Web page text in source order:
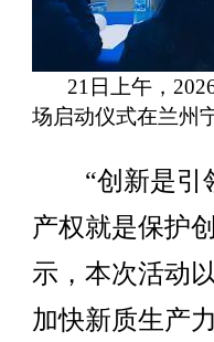
21日上午，
场启动仪式在兰州
“创新是引领
产权就是保护
示，本次活动
加快新质生产